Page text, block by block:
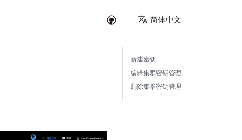
简体中文
新建密钥
编辑集群密钥管理
删除集群密钥管理